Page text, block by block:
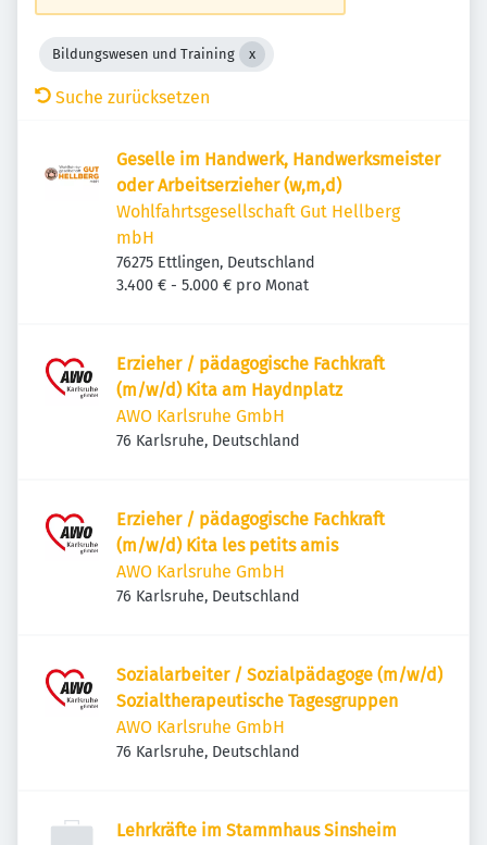
Bildungswesen und Training
Suche zurücksetzen
Geselle im Handwerk, Handwerksmeister
oder Arbeitserzieher (w,m,d)
Wohlfahrtsgesellschaft Gut Hellberg
mbH
76275 Ettlingen, Deutschland
3.400 € - 5.000 € pro Monat
Erzieher / pädagogische Fachkraft
(m/w/d) Kita am Haydnplatz
AWO Karlsruhe GmbH
76 Karlsruhe, Deutschland
Erzieher / pädagogische Fachkraft
(m/w/d) Kita les petits amis
AWO Karlsruhe GmbH
76 Karlsruhe, Deutschland
Sozialarbeiter / Sozialpädagoge (m/w/d)
Sozialtherapeutische Tagesgruppen
AWO Karlsruhe GmbH
76 Karlsruhe, Deutschland
Lehrkräfte im Stammhaus Sinsheim